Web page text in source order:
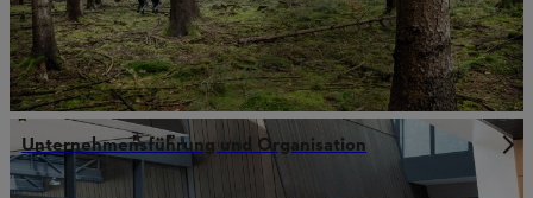
Unternehmensführung und Organisation